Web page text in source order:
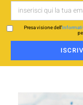
Presa visione dell’